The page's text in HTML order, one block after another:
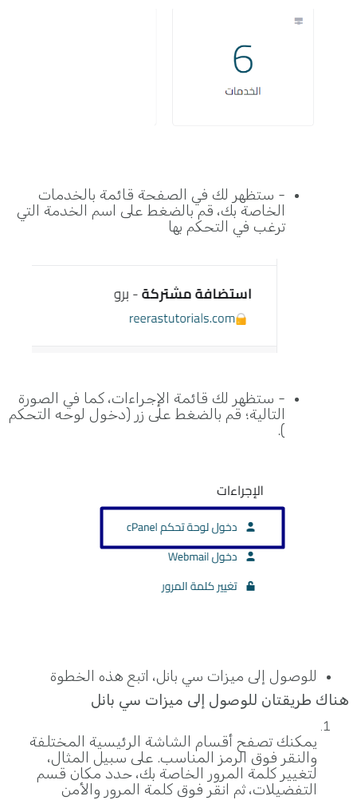
- ستظهر لك في الصفحة قائمة بالخدمات
الخاصة بك، قم بالضغط على اسم الخدمة التي
ترغب في التحكم بها
- ستظهر لك قائمة الإجراءات، كما في الصورة
التالية؛ قم بالضغط على زر (دخول لوحه التحكم
).
للوصول إلى ميزات سي بانل، اتبع هذه الخطوة
هناك طريقتان للوصول إلى ميزات سي بانل
يمكنك تصفح أقسام الشاشة الرئيسية المختلفة
والنقر فوق الرمز المناسب. على سبيل المثال،
لتغيير كلمة المرور الخاصة بك، حدد مكان قسم
التفضيلات، ثم انقر فوق كلمة المرور والأمن